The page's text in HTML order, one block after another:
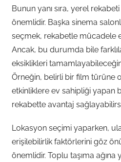
Bunun yanı sıra, yerel
önemlidir. Başka sinema
seçmek, rekabetle mücadele
Ancak, bu durumda bile
eksiklikleri
Örneğin, belirli bir film türüne
etkinliklere ev sahipliği yapan
rekabette avantaj
Lokasyon seçimi yaparken,
erişilebilirlik faktörlerini göz
önemlidir. Toplu taşıma ağına